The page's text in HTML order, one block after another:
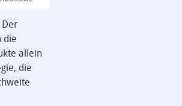
die
allein
die